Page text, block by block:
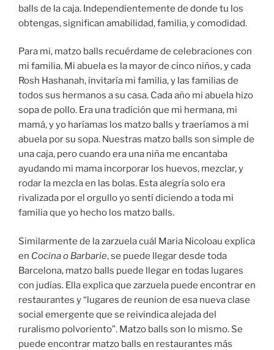
balls de la caja. Independientemente de donde tu los
obtengas, significan amabilidad, familia, y comodidad.
Para mi, matzo balls recuérdame de celebraciones con
mi familia. Mi abuela es la mayor de cinco niños, y cada
Rosh Hashanah, invitaría mi familia, y las familias de
todos sus hermanos a su casa. Cada año mi abuela hizo
sopa de pollo. Era una tradición que mi hermana, mi
mamá, y yo haríamas los matzo balls y traeríamos a mi
abuela por su sopa. Nuestras matzo balls son simple de
una caja, pero cuando era una niña me encantaba
ayudando mi mama incorporar los huevos, mezclar, y
rodar la mezcla en las bolas. Esta alegría solo era
rivalizada por el orgullo yo sentí diciendo a toda mi
familia que yo hecho los matzo balls.
Similarmente de la zarzuela cuál Maria Nicoloau explica
en Cocina o Barbarie, se puede llegar desde toda
Barcelona, matzo balls puede llegar en todas lugares
con judías. Ella explica que zarzuela puede encontrar en
restaurantes y “lugares de reunion de esa nueva clase
social emergente que se reivindica alejada del
ruralismo polvoriento”. Matzo balls son lo mismo. Se
puede encontrar matzo balls en restaurantes más